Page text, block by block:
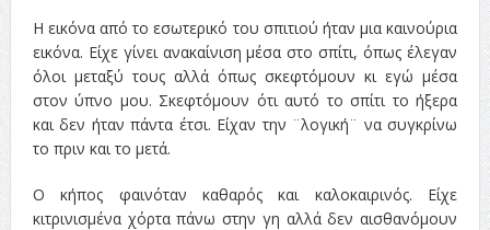
Η εικόνα από το εσωτερικό του σπιτιού ήταν μια καινούρια
εικόνα. Είχε γίνει ανακαίνιση μέσα στο σπίτι, όπως έλεγαν
όλοι μεταξύ τους αλλά όπως σκεφτόμουν κι εγώ μέσα
στον ύπνο μου. Σκεφτόμουν ότι αυτό το σπίτι το ήξερα
και δεν ήταν πάντα έτσι. Είχαν την ¨λογική¨ να συγκρίνω
το πριν και το μετά.
Ο κήπος φαινόταν καθαρός και καλοκαιρινός. Είχε
κιτρινισμένα χόρτα πάνω στην γη αλλά δεν αισθανόμουν